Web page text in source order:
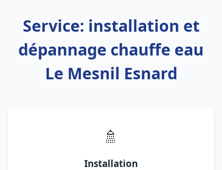
Service: installation et
dépannage chauffe eau
Le Mesnil Esnard
🚿
Installation